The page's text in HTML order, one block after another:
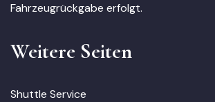
Fahrzeugrückgabe erfolgt.
Weitere Seiten
Shuttle Service